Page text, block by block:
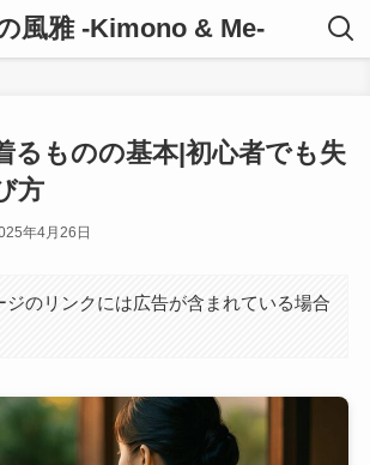
風雅 -Kimono & Me-
るものの基本|初心者でも失
方
年4月26日
ジのリンクには広告が含まれている場合